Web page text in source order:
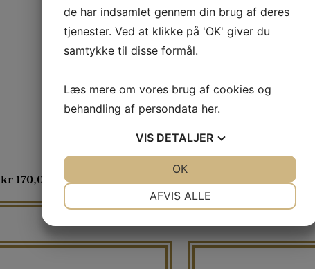
kr170,00
de har indsamlet gennem din brug af deres
tjenester. Ved at klikke på 'OK' giver du
samtykke til disse formål.
Læs mere om vores brug af cookies og
behandling af persondata her.
VIS DETALJER
MARKETING STATISTIK
AFVIS ALLE
OK